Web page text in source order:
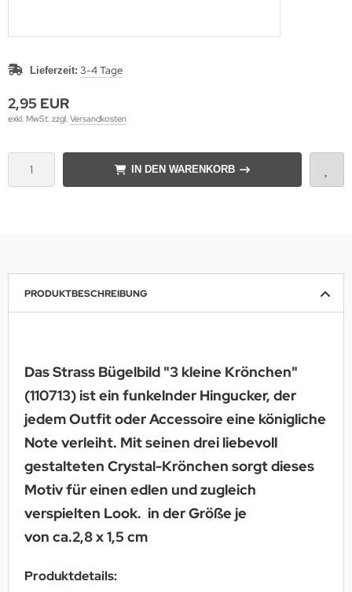
Lieferzeit: 3-4 Tage
2,95 EUR
exkl. MwSt. zzgl. Versandkosten
IN DEN WARENKORB
PRODUKTBESCHREIBUNG
Das Strass Bügelbild "3 kleine Krönchen"
(110713) ist ein funkelnder Hingucker, der
jedem Outfit oder Accessoire eine königliche
Note verleiht. Mit seinen drei liebevoll
gestalteten Crystal-Krönchen sorgt dieses
Motiv für einen edlen und zugleich
verspielten Look. in der Größe je
von ca.2,8 x 1,5 cm
Produktdetails: